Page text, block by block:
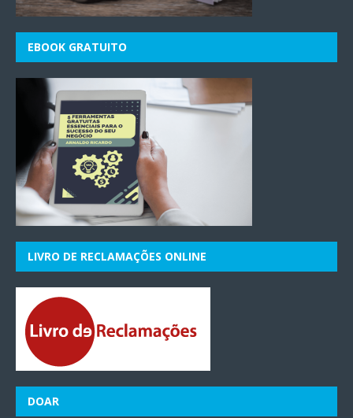
EBOOK GRATUITO
LIVRO DE RECLAMAÇÕES ONLINE
DOAR